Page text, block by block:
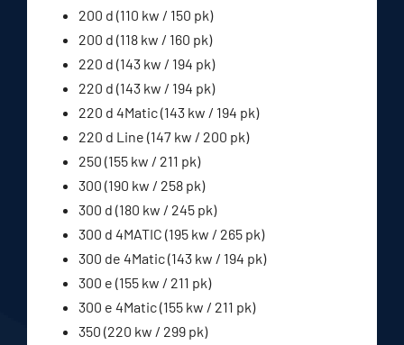
200 d (110 kw / 150 pk)
200 d (118 kw / 160 pk)
220 d (143 kw / 194 pk)
220 d (143 kw / 194 pk)
220 d 4Matic (143 kw / 194 pk)
220 d Line (147 kw / 200 pk)
250 (155 kw / 211 pk)
300 (190 kw / 258 pk)
300 d (180 kw / 245 pk)
300 d 4MATIC (195 kw / 265 pk)
300 de 4Matic (143 kw / 194 pk)
300 e (155 kw / 211 pk)
300 e 4Matic (155 kw / 211 pk)
350 (220 kw / 299 pk)